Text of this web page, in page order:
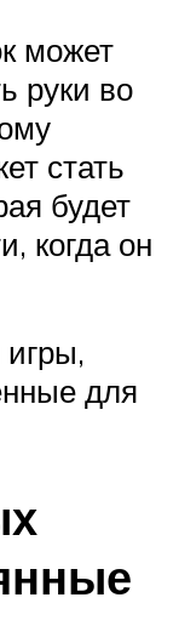
может
руки во
стать
будет
когда он
для